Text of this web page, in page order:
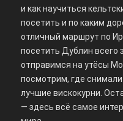
и как научиться
посетить и по каким
отличный маршрут по
посетить Дублин всего
отправимся на утёсы
посмотрим, где
лучшие вискокурни.
— здесь всё самое